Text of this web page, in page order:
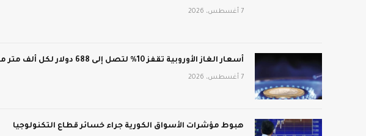
7 أغسطس، 2026
أسعار الغاز الأوروبية تقفز 10% لتصل إلى 688 دولار لكل ألف متر مكعب
7 أغسطس، 2026
هبوط مؤشرات الأسواق الكورية جراء خسائر قطاع التكنولوجيا